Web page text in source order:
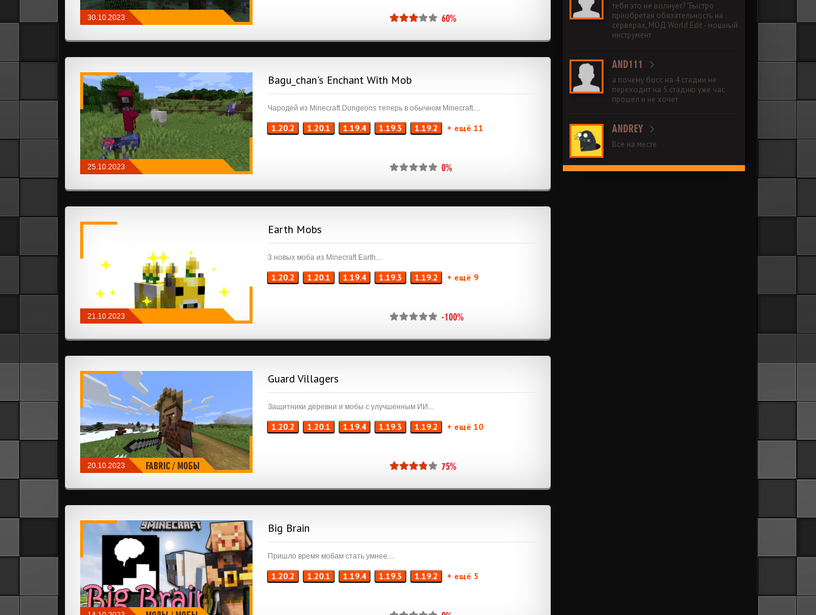
30.10.2023 60%
25.10.2023
Bagu_chan's Enchant With Mob
Чародей из Minecraft Dungeons теперь в обычном Minecraft....
1.20.2 1.20.1 1.19.4 1.19.3 1.19.2 + ещё 11
0%
21.10.2023
Earth Mobs
3 новых моба из Minecraft Earth...
1.20.2 1.20.1 1.19.4 1.19.3 1.19.2 + ещё 9
-100%
20.10.2023 FABRIC / МОБЫ
Guard Villagers
Защитники деревни и мобы с улучшенным ИИ...
1.20.2 1.20.1 1.19.4 1.19.3 1.19.2 + ещё 10
75%
Big Brain
Пришло время мобам стать умнее....
1.20.2 1.20.1 1.19.4 1.19.3 1.19.2 + ещё 5
тебя это не волнует? "Быстро
приобретая обязательность на
серверах, МОД World Edit - мощный
инструмент
AND111
а почему босс на 4 стадии не
переходит на 5 стадию уже час
прошёл и не хочет
ANDREY
Все на месте